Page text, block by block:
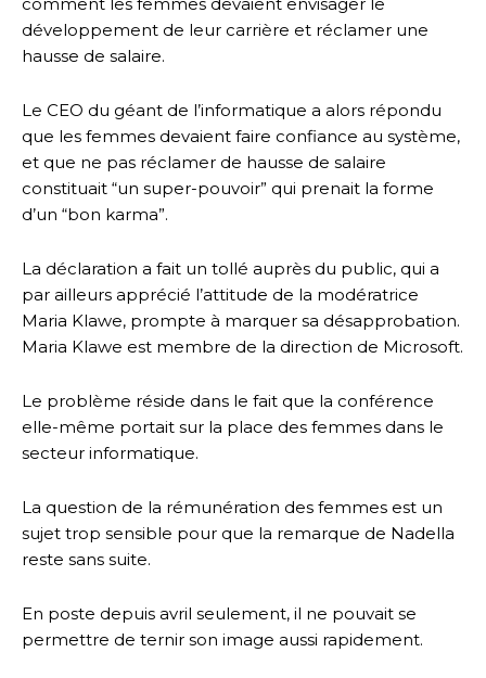
développement de leur carrière et réclamer une
hausse de salaire.
Le CEO du géant de l’informatique a alors répondu
que les femmes devaient faire confiance au système,
et que ne pas réclamer de hausse de salaire
constituait “un super-pouvoir” qui prenait la forme
d’un “bon karma”.
La déclaration a fait un tollé auprès du public, qui a
par ailleurs apprécié l’attitude de la modératrice
Maria Klawe, prompte à marquer sa désapprobation.
Maria Klawe est membre de la direction de Microsoft.
Le problème réside dans le fait que la conférence
elle-même portait sur la place des femmes dans le
secteur informatique.
La question de la rémunération des femmes est un
sujet trop sensible pour que la remarque de Nadella
reste sans suite.
En poste depuis avril seulement, il ne pouvait se
permettre de ternir son image aussi rapidement.